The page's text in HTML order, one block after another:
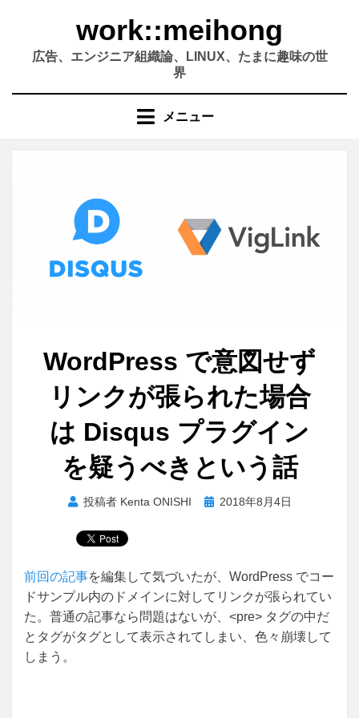
work::meihong
広告、エンジニア組織論、LINUX、たまに趣味の世
界
メニュー
WordPress で意図せず
リンクが張られた場合
は Disqus プラグイン
を疑うべきという話
投稿者 Kenta ONISHI
投 2018年8月4日
前回の記事を編集して気づいたが、WordPress でコー
ドサンプル内のドメインに対してリンクが張られてい
た。普通の記事なら問題はないが、<pre> タグの中だ
とタグがタグとして表示されてしまい、色々崩壊して
しまう。